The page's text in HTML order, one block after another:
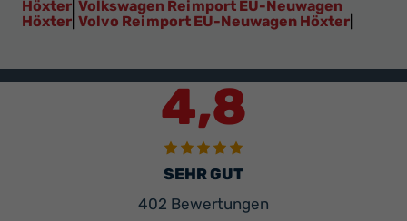
Höxter Volkswagen Reimport EU-Neuwagen
Höxter Volvo Reimport EU-Neuwagen Höxter
4,8
SEHR GUT
402 Bewertungen